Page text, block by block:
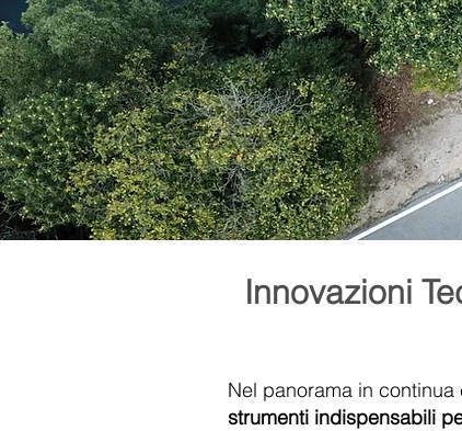
Innovazioni
Nel panorama in
strumenti indispensabili